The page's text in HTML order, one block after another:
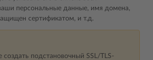
персональные данные, имя домена,
сертификатом, и т.д.
создать подстановочный SSL/TLS-